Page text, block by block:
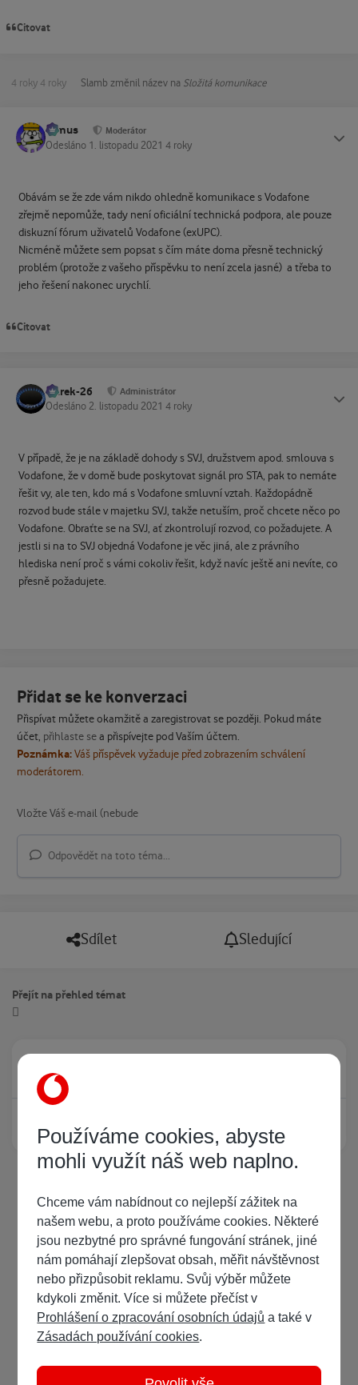
Citovat
4 roky 4 roky Slamb změnil název na Složitá komunikace
tomus Moderátor
Odesláno 1. listopadu 2021 4 roky
Obávám se že zde vám nikdo ohledně komunikace s Vodafone
zřejmě nepomůže, tady není oficiální technická podpora, ale pouze
diskuzní fórum uživatelů Vodafone (exUPC).
Nicméně můžete sem popsat s čím máte doma přesně technický
problém (protože z vašeho příspěvku to není zcela jasné) a třeba to
jeho řešení nakonec urychlí.
Citovat
Marek-26 Administrátor
Odesláno 2. listopadu 2021 4 roky
V případě, že je na základě dohody s SVJ, družstvem apod. smlouva s
Vodafone, že v domě bude poskytovat signál pro STA, pak to nemáte
řešit vy, ale ten, kdo má s Vodafone smluvní vztah. Každopádně
rozvod bude stále v majetku SVJ, takže netuším, proč chcete něco po
Vodafone. Obraťte se na SVJ, ať zkontrolují rozvod, co požadujete. A
jestli si na to SVJ objedná Vodafone je věc jiná, ale z právního
hlediska není proč s vámi cokoliv řešit, když navíc ještě ani nevíte, co
přesně požadujete.
Přidat se ke konverzaci
Přispívat můžete okamžitě a zaregistrovat se později. Pokud máte
účet, přihlaste sea přispívejte pod Vaším účtem.
Poznámka:Váš příspěvek vyžaduje před zobrazením schválení
moderátorem.
Odpovědět na toto téma...
Sdílet Sledující
Přejít na přehled témat
Právě prohlíží tuto stránku
Žádný registrovaný uživatel si neprohlíží tuto stránku
Používáme cookies, abyste
mohli využít náš web naplno.
Chceme vám nabídnout co nejlepší zážitek na
našem webu, a proto používáme cookies. Některé
jsou nezbytné pro správné fungování stránek, jiné
nám pomáhají zlepšovat obsah, měřit návštěvnost
nebo přizpůsobit reklamu. Svůj výběr můžete
kdykoli změnit. Více si můžete přečíst v
Prohlášení o zpracování osobních údajů a také v
Zásadách používání cookies.